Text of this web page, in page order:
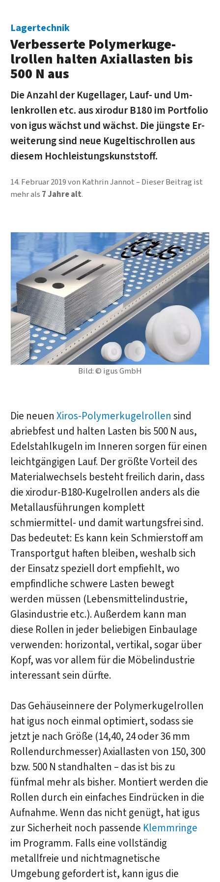
Bild: © igus GmbH
Lagertechnik
Verbesserte Polymer­kuge­
lrollen halten Axial­lasten bis
500 N aus
Die Anzahl der Kugel­lager, Lauf- und Um­
lenk­rollen etc. aus xiro­dur B180 im Port­folio
von igus wächst und wächst. Die jüngste Er­
weite­rung sind neue Kugel­tisch­rollen aus
diesem Hoch­leistungs­kunststoff.
14. Februar 2019von Kathrin Jannot
Dieser Beitrag ist
mehr als 7 Jahre alt.
Die neuen Xiros-Polymerkugelrollen sind
abriebfest und halten Lasten bis 500 N aus,
Edelstahlkugeln im Inneren sorgen für einen
leichtgängigen Lauf. Der größte Vorteil des
Materialwechsels besteht freilich darin, dass
die xirodur-B180-Kugelrollen anders als die
Metallausführungen komplett
schmiermittel- und damit wartungsfrei sind.
Das bedeutet: Es kann kein Schmierstoff am
Transportgut haften bleiben, weshalb sich
der Einsatz speziell dort empfiehlt, wo
empfindliche schwere Lasten bewegt
werden müssen (Lebensmittelindustrie,
Glasindustrie etc.). Außerdem kann man
diese Rollen in jeder beliebigen Einbaulage
verwenden: horizontal, vertikal, sogar über
Kopf, was vor allem für die Möbelindustrie
interessant sein dürfte.
Das Gehäuseinnere der Polymerkugelrollen
hat igus noch einmal optimiert, sodass sie
jetzt je nach Größe (14,40, 24 oder 36 mm
Rollendurchmesser) Axiallasten von 150, 300
bzw. 500 N standhalten – das ist bis zu
fünfmal mehr als bisher. Montiert werden die
Rollen durch ein einfaches Eindrücken in die
Aufnahme. Wenn das nicht genügt, hat igus
zur Sicherheit noch passende Klemmringe
im Programm. Falls eine vollständig
metallfreie und nichtmagnetische
Umgebung gefordert ist, kann igus die